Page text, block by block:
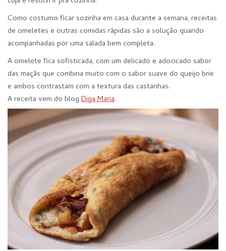
Como costumo ficar sozinha em casa durante a semana, receitas
de omeletes e outras comidas rápidas são a solução quando
acompanhadas por uma salada bem completa.
A omelete fica sofisticada, com um delicado e adocicado sabor
das maçãs que combina muito com o sabor suave do queijo brie
e ambos contrastam com a textura das castanhas.
A receita vem do blog Diga Maria.